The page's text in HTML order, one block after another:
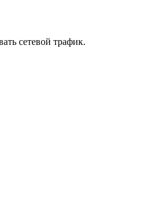
сетевой трафик.